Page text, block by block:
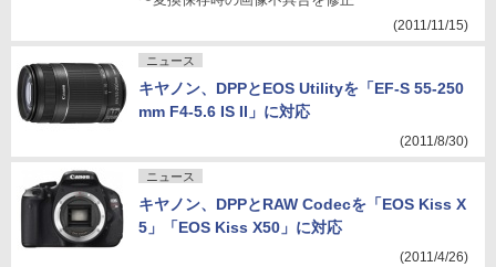
(2011/11/15)
ニュース
キヤノン、DPPとEOS Utilityを「EF-S 55-250
mm F4-5.6 IS II」に対応
(2011/8/30)
ニュース
キヤノン、DPPとRAW Codecを「EOS Kiss X
5」「EOS Kiss X50」に対応
(2011/4/26)